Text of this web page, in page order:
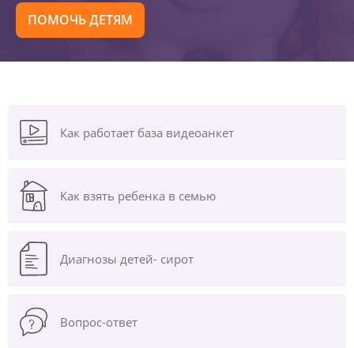
ПОМОЧЬ ДЕТЯМ
Как работает база видеоанкет
Как взять ребенка в семью
Диагнозы детей- сирот
Вопрос-ответ